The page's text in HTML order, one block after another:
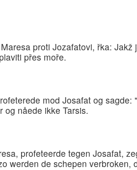
proti Jozafatovi, řka:
přes moře.
mod Josafat og
nåede ikke Tarsis.
profeteerde tegen Josafat,
werden de schepen verbroken,